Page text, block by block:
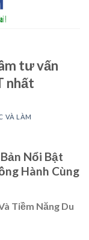
tư vấn
nhất
VÀ LÀM
Nổi Bật
Hành Cùng
Tiềm Năng Du